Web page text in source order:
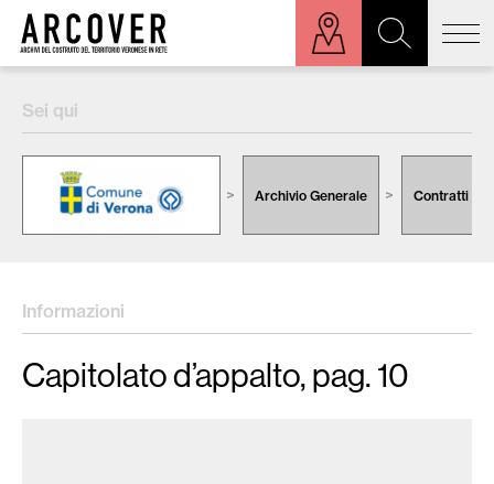
sulla mappa
Cerca:
Sei qui
Archivio Generale Contratti
Informazioni
Capitolato d’appalto, pag. 10